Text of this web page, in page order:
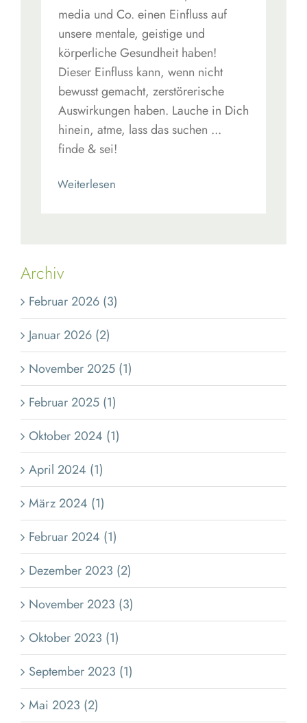
media und Co. einen Einfluss auf
unsere mentale, geistige und
körperliche Gesundheit haben!
Dieser Einfluss kann, wenn nicht
bewusst gemacht, zerstörerische
Auswirkungen haben. Lauche in Dich
hinein, atme, lass das suchen ...
finde & sei!
Read More
Archiv
Februar 2026 (3)
Januar 2026 (2)
November 2025 (1)
Februar 2025 (1)
Oktober 2024 (1)
April 2024 (1)
März 2024 (1)
Februar 2024 (1)
Dezember 2023 (2)
November 2023 (3)
Oktober 2023 (1)
September 2023 (1)
Mai 2023 (2)